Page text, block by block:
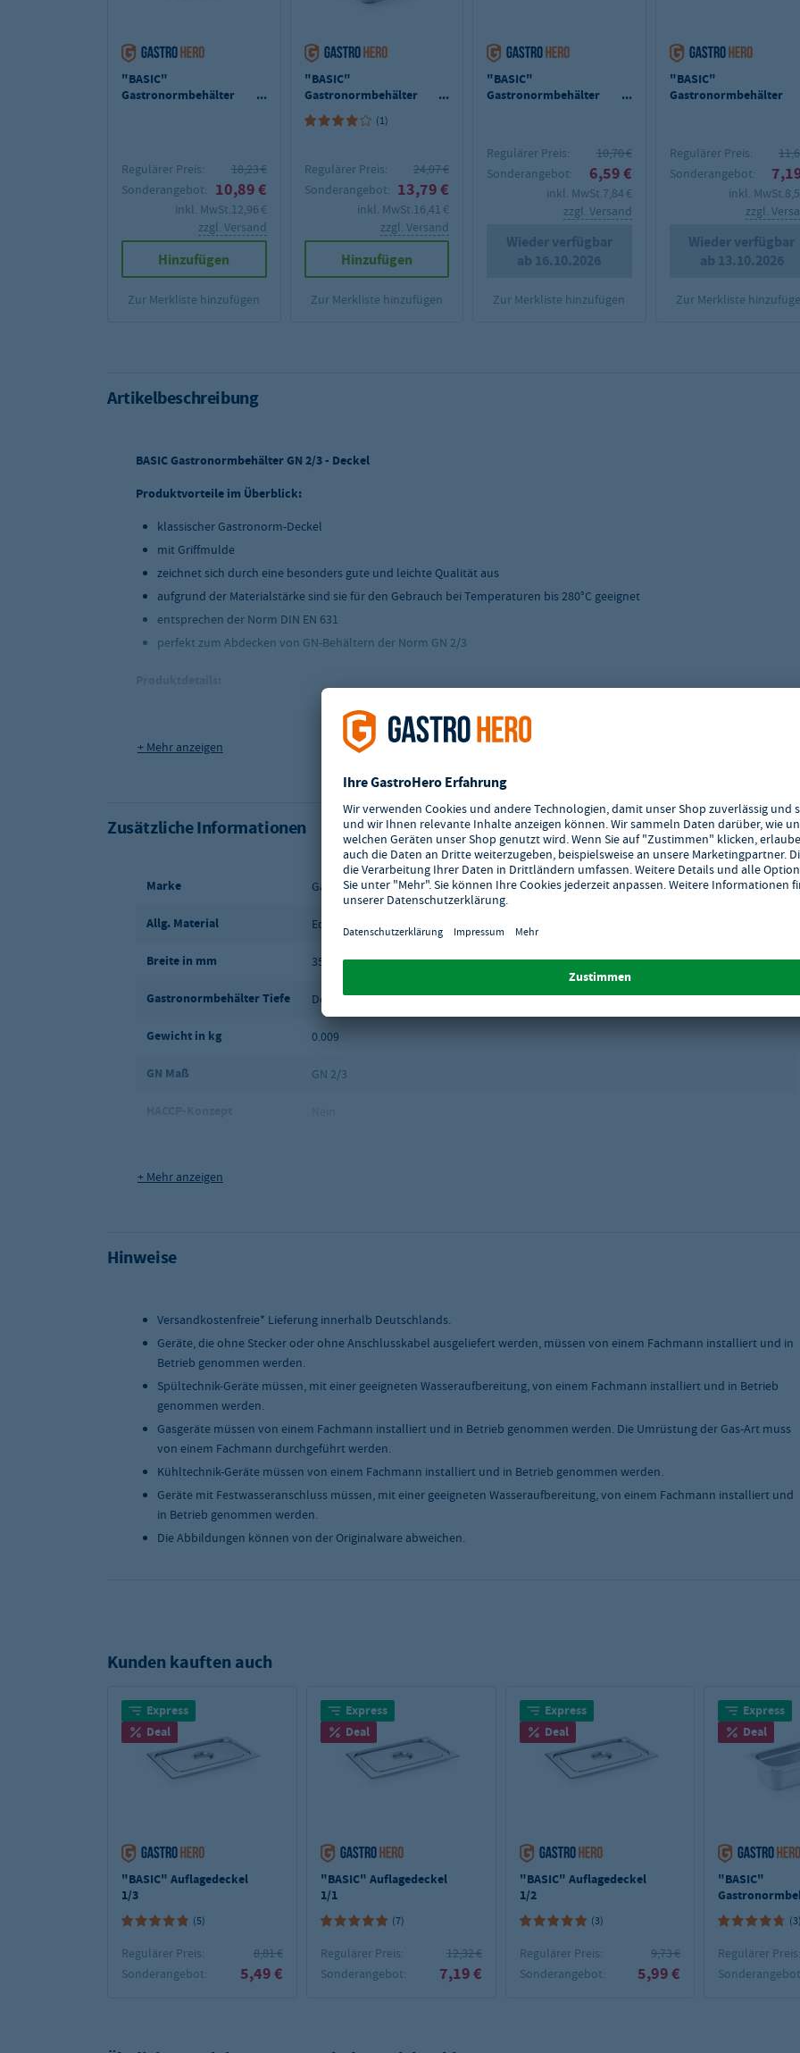
"BASIC"
Gastronormbehälter
Regulärer Preis:
18,23 €
Sonderangebot:
10,89 €
inkl. MwSt.12,96 €
zzgl. Versand
Hinzufügen
Zur Merkliste hinzufügen
"BASIC"
Gastronormbehälter
2/3 - 200 mm Tiefe
(1)
Regulärer Preis:
24,07 €
Sonderangebot: 13,79 €
inkl. MwSt.16,41 €
zzgl. Versand
Hinzufügen
Zur Merkliste hinzufügen
"BASIC"
Gastronormbehälter
Regulärer Preis:
10,70 €
Sonderangebot:
6,59 €
inkl. MwSt.7,84 €
zzgl. Versand
Wieder verfügbar
ab 16.10.2026
Zur Merkliste hinzufügen
"BASIC"
Gastronormbehälter
Regulärer Preis:
Sonderangebot:
inkl. MwSt.
zzgl.
Wieder verfügbar
ab 13.10.2026
Zur Merkliste
Artikelbeschreibung
BASIC Gastronormbehälter GN 2/3 - Deckel
Produktvorteile im Überblick:
klassischer Gastronorm-Deckel
mit Griffmulde
zeichnet sich durch eine besonders gute und leichte Qualität aus
aufgrund der Materialstärke sind sie für den Gebrauch bei Temperaturen bis 280°C geeignet
entsprechen der Norm DIN EN 631
perfekt zum Abdecken von GN-Behältern der Norm GN 2/3
Produktmaße (BxTxH): 353x325x10 mm
Materialstärke: ca. 0,65 mm
+ Mehr anzeigen
Zusätzliche Informationen
Marke GastroHero
Allg. Material Edelstahl
Breite in mm 353
Gastronormbehälter Tiefe Deckel
Gewicht in kg 0.009
GN Maß GN 2/3
Maße (BxTxH) in mm
Versandart
+ Mehr anzeigen
Hinweise
Versandkostenfreie* Lieferung innerhalb Deutschlands.
Geräte, die ohne Stecker oder ohne Anschlusskabel ausgeliefert werden, müssen von einem Fachmann installiert und in
Betrieb genommen werden.
Spültechnik-Geräte müssen, mit einer geeigneten Wasseraufbereitung, von einem Fachmann installiert und in Betrieb
genommen werden.
Gasgeräte müssen von einem Fachmann installiert und in Betrieb genommen werden. Die Umrüstung der Gas-Art muss
von einem Fachmann durchgeführt werden.
Kühltechnik-Geräte müssen von einem Fachmann installiert und in Betrieb genommen werden.
Geräte mit Festwasseranschluss müssen, mit einer geeigneten Wasseraufbereitung, von einem Fachmann installiert und
in Betrieb genommen werden.
Die Abbildungen können von der Originalware abweichen.
Kunden kauften auch
Express
Deal
"BASIC" Auflagedeckel
1/3
(5)
Regulärer Preis:
8,81 €
Sonderangebot:
5,49 €
Express
Deal
"BASIC" Auflagedeckel
1/1
(7)
Regulärer Preis:
12,32 €
Sonderangebot:
7,19 €
Express
Deal
"BASIC" Auflagedeckel
1/2
(3)
Regulärer Preis:
9,73 €
Sonderangebot:
5,99 €
Express
Deal
"BASIC"
100 mm Tiefe
(3)
Regulärer Preis: